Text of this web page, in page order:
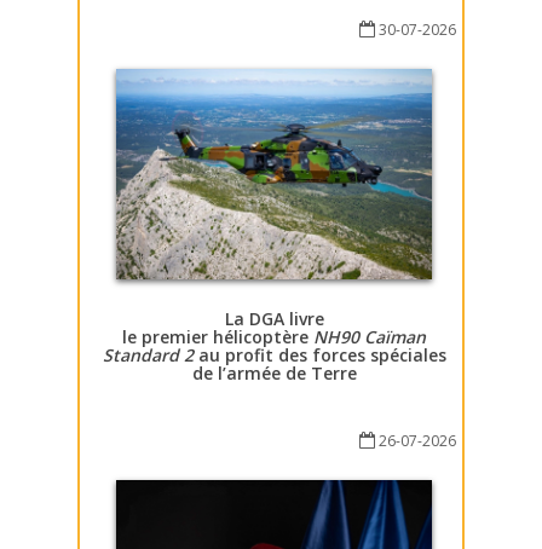
30-07-2026
La DGA livre
le premier hélicoptère NH90 Caïman
Standard 2au profit des forces spéciales
de l’armée de Terre
26-07-2026